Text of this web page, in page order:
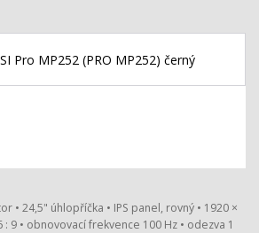
• 24,5" úhlopříčka • IPS panel, rovný • 1920 ×
9 • obnovovací frekvence 100 Hz • odezva 1